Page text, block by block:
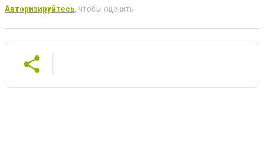
Авторизируйтесь, чтобы оценить